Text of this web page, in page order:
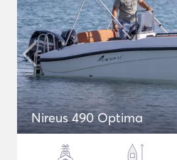
Nireus 490 Optima